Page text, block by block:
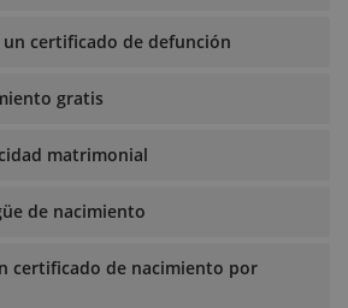
un certificado de defunción
gratis
matrimonial
de nacimiento
certificado de nacimiento por